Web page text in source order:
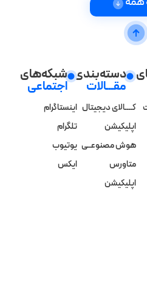
دسته‌بندی
مقـــالات
کــــالای دیجیتال
اپلیکیشن
هوش مصنوعــی
متاورس
اپلیکیشن
شبکه‌های
اجتماعی
اینستاگرام
تلگرام
یوتیوب
ایکس